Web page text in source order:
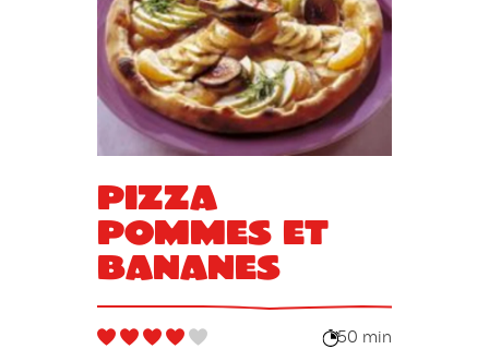
Pizza
pommes et
bananes
50 min